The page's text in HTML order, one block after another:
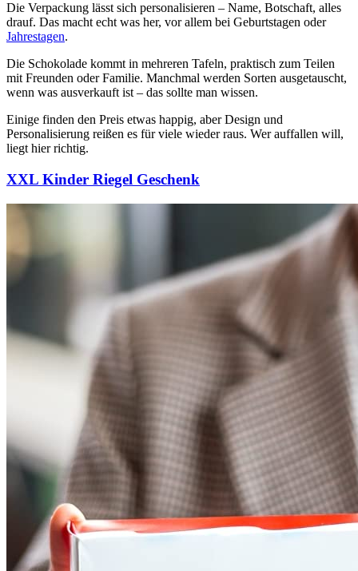
Die Verpackung lässt sich personalisieren – Name, Botschaft, alles
drauf. Das macht echt was her, vor allem bei Geburtstagen oder
Jahrestagen.
Die Schokolade kommt in mehreren Tafeln, praktisch zum Teilen
mit Freunden oder Familie. Manchmal werden Sorten ausgetauscht,
wenn was ausverkauft ist – das sollte man wissen.
Einige finden den Preis etwas happig, aber Design und
Personalisierung reißen es für viele wieder raus. Wer auffallen will,
liegt hier richtig.
XXL Kinder Riegel Geschenk